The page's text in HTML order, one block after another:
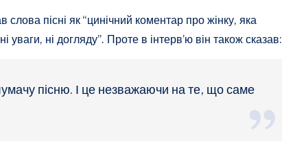
пісні як “цинічний коментар про жінку, яка
уваги, ні догляду”. Проте в інтерв’ю він також сказав:
пісню. І це незважаючи на те, що саме